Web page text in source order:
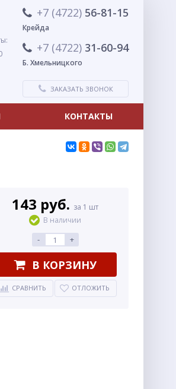
+7 (4722) 56-81-15
Крейда
+7 (4722) 31-60-94
Б. Хмельницкого
ЗАКАЗАТЬ ЗВОНОК
КОНТАКТЫ
143 руб. за 1 шт
В наличии
- +
В КОРЗИНУ
СРАВНИТЬ ОТЛОЖИТЬ